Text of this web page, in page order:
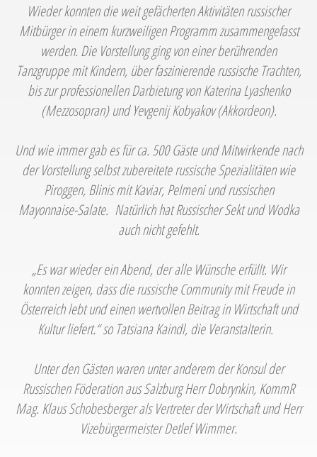
Wieder konnten die weit gefächerten Aktivitäten russischer
Mitbürger in einem kurzweiligen Programm zusammengefasst
werden. Die Vorstellung ging von einer berührenden
Tanzgruppe mit Kindern, über faszinierende russische Trachten,
bis zur professionellen Darbietung von Katerina Lyashenko
(Mezzosopran) und Yevgenij Kobyakov (Akkordeon).
Und wie immer gab es für ca. 500 Gäste und Mitwirkende nach
der Vorstellung selbst zubereitete russische Spezialitäten wie
Piroggen, Blinis mit Kaviar, Pelmeni und russischen
Mayonnaise-Salate. Natürlich hat Russischer Sekt und Wodka
auch nicht gefehlt.
„Es war wieder ein Abend, der alle Wünsche erfüllt. Wir
konnten zeigen, dass die russische Community mit Freude in
Österreich lebt und einen wertvollen Beitrag in Wirtschaft und
Kultur liefert.“ so Tatsiana Kaindl, die Veranstalterin.
Unter den Gästen waren unter anderem der Konsul der
Russischen Föderation aus Salzburg Herr Dobrynkin, KommR
Mag. Klaus Schobesberger als Vertreter der Wirtschaft und Herr
Vizebürgermeister Detlef Wimmer.